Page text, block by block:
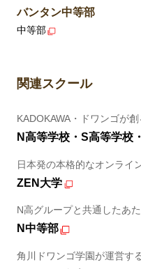
バンタン中等部
中等部
関連スクール
KADOKAWA・ドワンゴが
N高等学校・S高等学校
日本発の本格的なオンライ
ZEN大学
N高グループと共通したあ
N中等部
角川ドワンゴ学園が運営す